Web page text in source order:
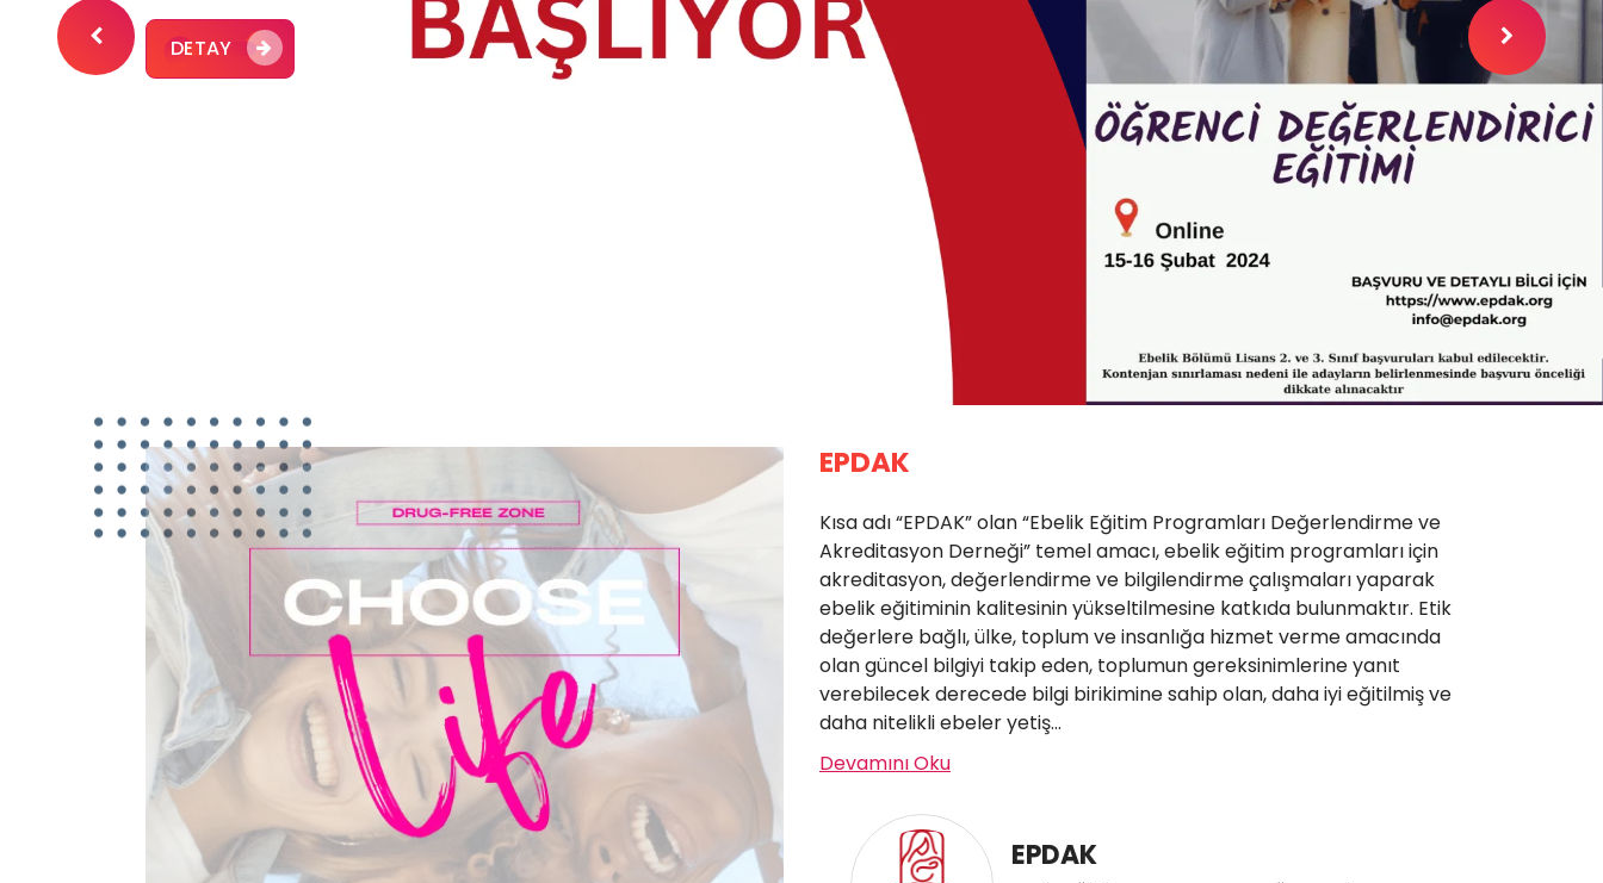
DETAY
EPDAK
Kısa adı “EPDAK” olan “Ebelik Eğitim Programları Değerlendirme ve
Akreditasyon Derneği” temel amacı, ebelik eğitim programları için
akreditasyon, değerlendirme ve bilgilendirme çalışmaları yaparak
ebelik eğitiminin kalitesinin yükseltilmesine katkıda bulunmaktır. Etik
değerlere bağlı, ülke, toplum ve insanlığa hizmet verme amacında
olan güncel bilgiyi takip eden, toplumun gereksinimlerine yanıt
verebilecek derecede bilgi birikimine sahip olan, daha iyi eğitilmiş ve
daha nitelikli ebeler yetiş...
Devamını Oku
EPDAK